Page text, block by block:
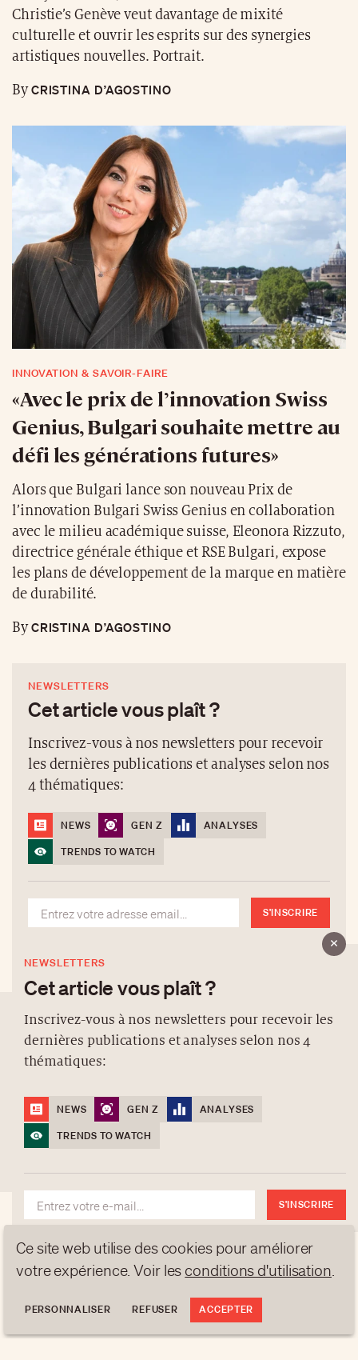
Christie’s Genève veut davantage de mixité
culturelle et ouvrir les esprits sur des synergies
artistiques nouvelles. Portrait.
ByCRISTINA D’AGOSTINO
INNOVATION & SAVOIR-FAIRE
«Avec le prix de l’innovation Swiss
Genius, Bulgari souhaite mettre au
défi les générations futures»
Alors que Bulgari lance son nouveau Prix de
l’innovation Bulgari Swiss Genius en collaboration
avec le milieu académique suisse, Eleonora Rizzuto,
directrice générale éthique et RSE Bulgari, expose
les plans de développement de la marque en matière
de durabilité.
ByCRISTINA D’AGOSTINO
NEWSLETTERS
Cet article vous plaît ?
Inscrivez-vous à nos newsletters pour recevoir
les dernières publications et analyses selon nos
4 thématiques:
NEWS GEN Z
ANALYSES
TRENDS TO WATCH
S'INSCRIRE
NEWSLETTERS
Cet article vous plaît ?
Inscrivez-vous à nos newsletters pour recevoir les
dernières publications et analyses selon nos 4
thématiques:
NEWS GEN Z
ANALYSES
TRENDS TO WATCH
S'INSCRIRE
À PROPOS
PROTECTION DES DONNÉES
contact@luxurytribune.com
Ce site web utilise des cookies pour améliorer
votre expérience. Voir les conditions d'utilisation
PERSONNALISER REFUSER ACCEPTER